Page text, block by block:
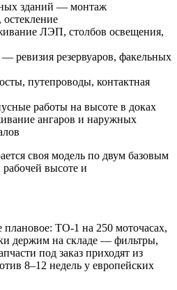
зданий — монтаж
ЛЭП, столбов освещения,
ревизия резервуаров, факельных
путепроводы, контактная
работы на высоте в доках
ангаров и наружных
своя модель по двум базовым
высоте и
плановое: ТО-1 на 250 моточасах,
держим на складе — фильтры,
под заказ приходят из
8–12 недель у европейских